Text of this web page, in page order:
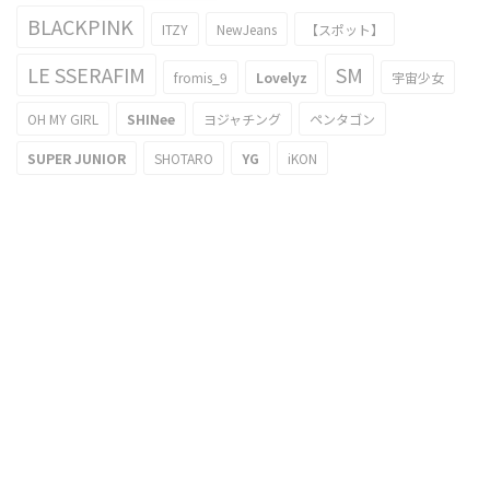
BLACKPINK ITZY NewJeans 【スポット】
LE SSERAFIM fromis_9 Lovelyz SM 宇宙少女
OH MY GIRL SHINee ヨジャチング ペンタゴン
SUPER JUNIOR SHOTARO YG iKON